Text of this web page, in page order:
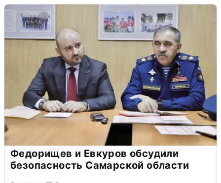
Федорищев и Евкуров обсудили
безопасность Самарской области